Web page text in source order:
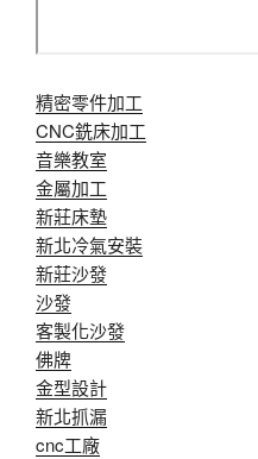
精密零件加工
CNC銑床加工
音樂教室
金屬加工
新莊床墊
新北冷氣安裝
新莊沙發
沙發
客製化沙發
佛牌
金型設計
新北抓漏
cnc工廠